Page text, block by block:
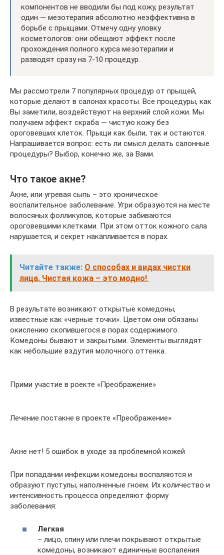
компонентов не вводили бы под кожу, результат
один — мезотерапия абсолютно неэффективна в
борьбе с прыщами. Отмечу одну уловку
косметологов: они обещают эффект после
прохождения полного курса мезотерапии и
разводят сразу на 7-10 процедур.
Мы рассмотрели 7 популярных процедур от прыщей,
которые делают в салонах красоты. Все процедуры, как
Вы заметили, воздействуют на верхний слой кожи. Мы
получаем эффект скраба — чистую кожу без
ороговевших клеток. Прыщи как были, так и остаются.
Напрашивается вопрос: есть ли смысл делать салонные
процедуры? Выбор, конечно же, за Вами.
Что такое акне?
Акне, или угревая сыпь – это хроническое
воспалительное заболевание. Угри образуются на месте
волосяных фолликулов, которые забиваются
ороговевшими клетками. При этом отток кожного сала
нарушается, и секрет накапливается в порах.
Читайте также: О способах и видах чистки
лица. Чистая кожа – это модно!
В результате возникают открытые комедоны,
известные как «черные точки». Цветом они обязаны
окислению скопившегося в порах содержимого.
Комедоны бывают и закрытыми. Элементы выглядят
как небольшие вздутия молочного оттенка.
Прими участие в роекте «Преображение»
Лечение постакне в проекте «Преображение»
Акне нет! 5 ошибок в уходе за проблемной кожей
При попадании инфекции комедоны воспаляются и
образуют пустулы, наполненные гноем. Их количество и
интенсивность процесса определяют форму
заболевания:
Легкая
– лицо, спину или плечи покрывают открытые
комедоны, возникают единичные воспаления